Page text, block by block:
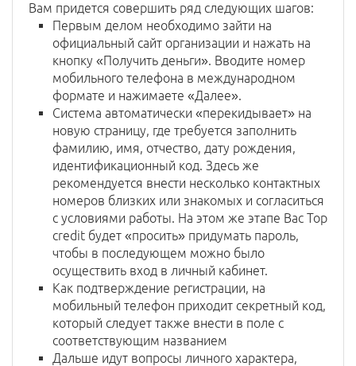
Вам придется совершить ряд следующих шагов:
Первым делом необходимо зайти на
официальный сайт организации и нажать на
кнопку «Получить деньги». Вводите номер
мобильного телефона в международном
формате и нажимаете «Далее».
Система автоматически «перекидывает» на
новую страницу, где требуется заполнить
фамилию, имя, отчество, дату рождения,
идентификационный код. Здесь же
рекомендуется внести несколько контактных
номеров близких или знакомых и согласиться
с условиями работы. На этом же этапе Вас Top
credit будет «просить» придумать пароль,
чтобы в последующем можно было
осуществить вход в личный кабинет.
Как подтверждение регистрации, на
мобильный телефон приходит секретный код,
который следует также внести в поле с
соответствующим названием
Дальше идут вопросы личного характера,